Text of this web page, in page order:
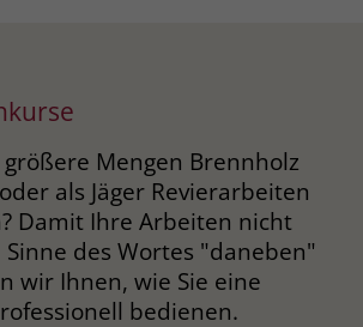
Mengen Brennholz
als Jäger Revierarbeiten
Damit Ihre Arbeiten nicht
des Wortes "daneben"
wir Ihnen, wie Sie eine
bedienen.
This cookie, set by Cloudflare, is used to
Cloudflare Bot Management.
Ads
Tage
Enthält eine zufallsgenerierte User-ID.